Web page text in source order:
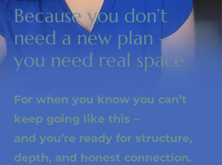
Because you don’t
need a new plan –
you need real space.
For when you know you can’t
keep going like this –
and you’re ready for structure,
depth, and honest connection.